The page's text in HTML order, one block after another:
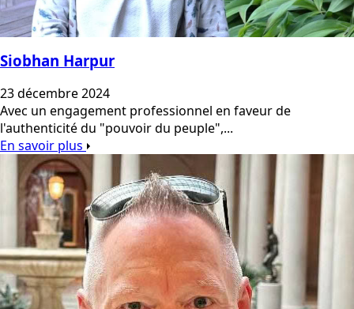
Siobhan Harpur
23 décembre 2024
Avec un engagement professionnel en faveur de
l'authenticité du "pouvoir du peuple",...
En savoir plus